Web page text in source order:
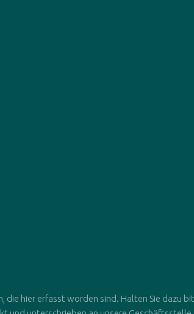
hier erfasst worden sind. Halten Sie dazu